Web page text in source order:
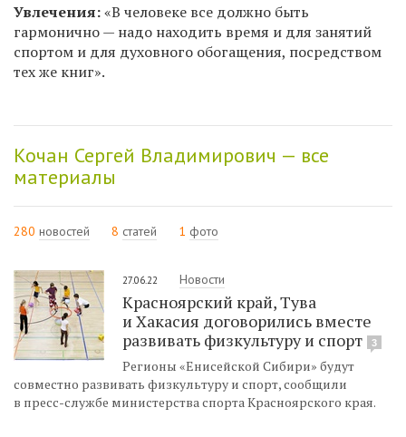
Увлечения:«В человеке все должно быть
гармонично — надо находить время и для занятий
спортом и для духовного обогащения, посредством
тех же книг».
Кочан Сергей Владимирович — все
материалы
280 новостей 8 статей 1 фото
27.06.22 Новости
Красноярский край, Тува
и Хакасия договорились вместе
развивать физкультуру и спорт
3
Регионы «Енисейской Сибири» будут
совместно развивать физкультуру и спорт, сообщили
в пресс-службе министерства спорта Красноярского края.